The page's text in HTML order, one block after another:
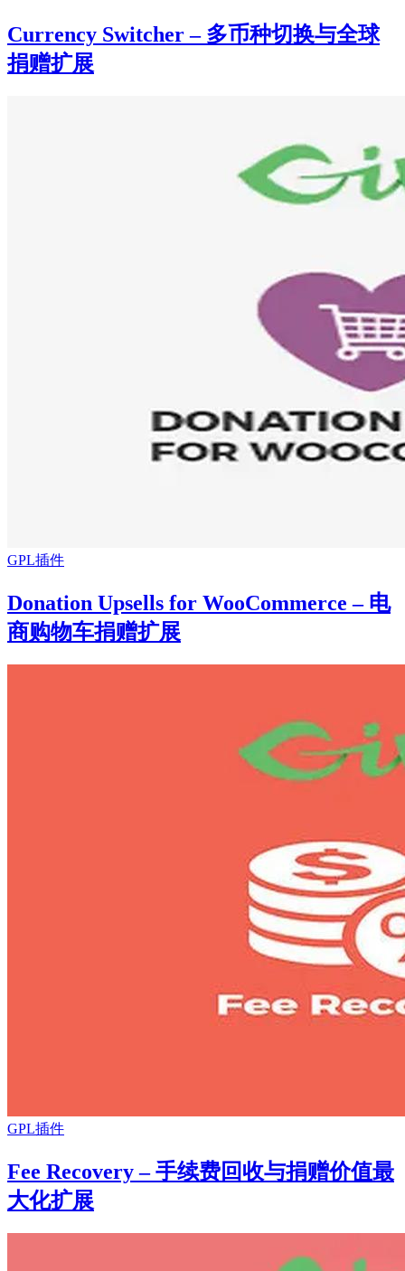
Currency Switcher – 多币种切换与全球
捐赠扩展
GPL插件
Donation Upsells for WooCommerce – 电
商购物车捐赠扩展
GPL插件
Fee Recovery – 手续费回收与捐赠价值最
大化扩展